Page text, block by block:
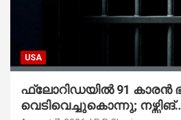
USA
ഫ്ലോറിഡയിൽ 91 കാരൻ
വെടിവെച്ചുകൊന്നു; നഴ്സിങ്